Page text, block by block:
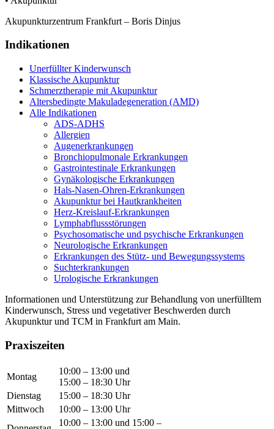
Akupunkturzentrum Frankfurt – Boris Dinjus
Indikationen
Unerfüllter Kinderwunsch
Klassische Akupunktur
Schmerztherapie mit Akupunktur
Altersbedingte Makuladegeneration (AMD)
Alle Indikationen
ADS-ADHS
Allergien
Augenerkrankungen
Bronchiopulmonale Erkrankungen
Gastrointestinale Erkrankungen
Gynäkologische Erkrankungen
Hals-Nasen-Ohren-Erkrankungen
Akupunktur bei Hautkrankheiten
Herz-Kreislauf-Erkrankungen
Lymphabflussstörungen
Psychosomatische und psychische Erkrankungen
Neurologische Erkrankungen
Erkrankungen des Stütz- und Bewegungssystems
Suchterkrankungen
Urologische Erkrankungen
Informationen und Unterstützung zur Behandlung von unerfülltem
Kinderwunsch, Stress und vegetativer Beschwerden durch
Akupunktur und TCM in Frankfurt am Main.
Praxiszeiten
Montag
10:00 – 13:00 und
15:00 – 18:30 Uhr
Dienstag
15:00 – 18:30 Uhr
Mittwoch
10:00 – 13:00 Uhr
10:00 – 13:00 und 15:00 –